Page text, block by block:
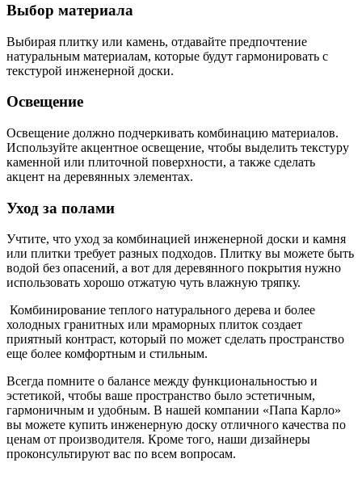
Выбор материала
Выбирая плитку или камень, отдавайте предпочтение
натуральным материалам, которые будут гармонировать с
текстурой инженерной доски.
Освещение
Освещение должно подчеркивать комбинацию материалов.
Используйте акцентное освещение, чтобы выделить текстуру
каменной или плиточной поверхности, а также сделать
акцент на деревянных элементах.
Уход за полами
Учтите, что уход за комбинацией инженерной доски и камня
или плитки требует разных подходов. Плитку вы можете быть
водой без опасений, а вот для деревянного покрытия нужно
использовать хорошо отжатую чуть влажную тряпку.
Комбинирование теплого натурального дерева и более
холодных гранитных или мраморных плиток создает
приятный контраст, который по может сделать пространство
еще более комфортным и стильным.
Всегда помните о балансе между функциональностью и
эстетикой, чтобы ваше пространство было эстетичным,
гармоничным и удобным. В нашей компании «Папа Карло»
вы можете купить инженерную доску отличного качества по
ценам от производителя. Кроме того, наши дизайнеры
проконсультируют вас по всем вопросам.